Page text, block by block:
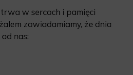
w sercach i pamięci
zawiadamiamy, że dnia
nas: